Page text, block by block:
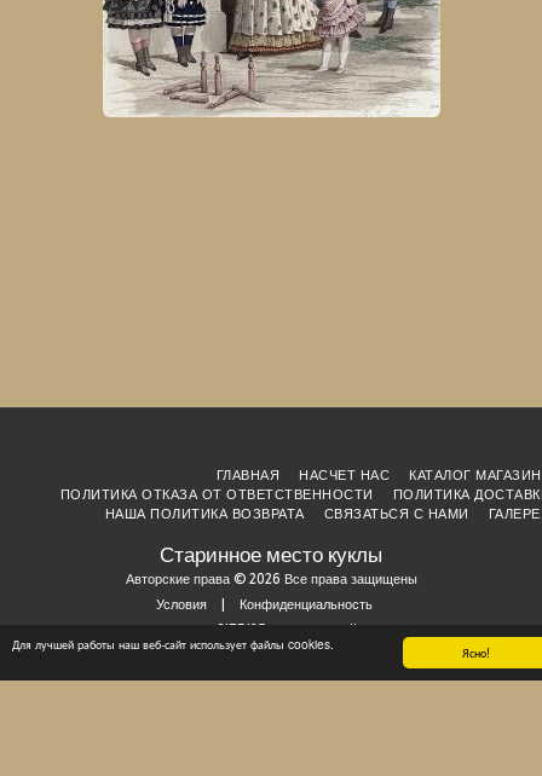
Ясно!
Для лучшей работы наш веб-сайт использует файлы cookies.
Старинное место куклы
Авторские права © 2026 Все права защищены
Условия|
Конфиденциальность
ГЛАВНАЯ НАСЧЕТ НАС
КАТАЛОГ
ПОЛИТИКА ОТКАЗА ОТ ОТВЕТСТВЕННОСТИ
ПОЛИТИКА
НАША ПОЛИТИКА ВОЗВРАТА
СВЯЗАТЬСЯ С НАМИ